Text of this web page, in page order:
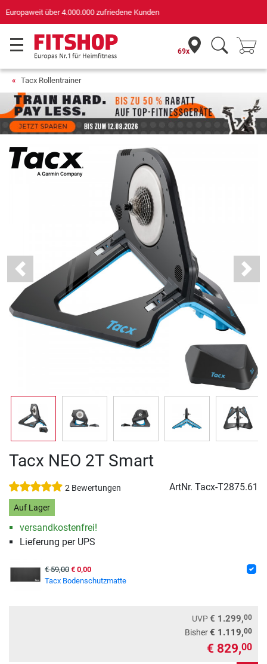
für Sportgeräte (n-tv+DISQ 2016-2024)
69x
Tacx Rollentrainer
Previous Next
Tacx NEO 2T Smart
2 Bewertungen ArtNr. Tacx-T2875.61
Auf Lager
versandkostenfrei!
Lieferung per UPS
€ 59,00 € 0,00
Tacx Bodenschutzmatte
UVP€ 1.299,00
Bisher€ 1.119,00
€ 829,00